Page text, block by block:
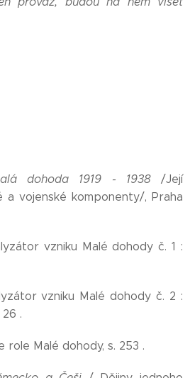
dohoda 1919 - 1938/Její
a vojenské komponenty/, Praha
vzniku Malé dohody č. 1 :
vzniku Malé dohody č. 2 :
.
role Malé dohody, s. 253 .